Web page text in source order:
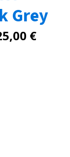
Grey
€